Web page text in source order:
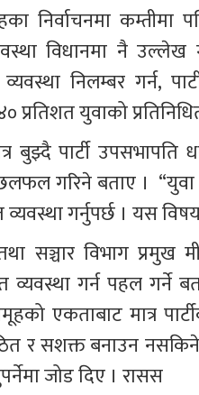
निर्वाचनमा कम्तीमा
विधानमा नै
व्यवस्था निलम्बर गर्न,
प्रतिशत युवाको
बुझ्दै पार्टी
गरिने बताए ।
व्यवस्था गर्नुपर्छ । यस
सञ्चार विभाग प्रमुख
व्यवस्था गर्न पहल गर्ने
एकताबाट मात्र
र सशक्त बनाउन
जोड दिए । रासस